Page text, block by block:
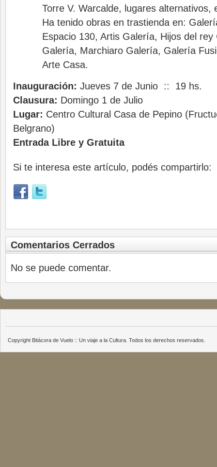
Torre V. Warcalde, lugares alternativos,
Ha tenido obras en trastienda en:
Espacio 130, Artis Galería, Hijos del
Galería, Marchiaro Galería, Galería
Arte Casa.
Inauguración: Jueves 7 de Junio :: 19 hs.
Clausura: Domingo 1 de Julio
Lugar: Centro Cultural Casa de Pepino
Belgrano)
Entrada Libre y Gratuita
Si te interesa este artículo, podés compartirlo:
Comentarios Cerrados
No se puede comentar.
Copyright Bitácora de Vuelo :: Un viaje a la Cultura. Todos los derechos reservados.